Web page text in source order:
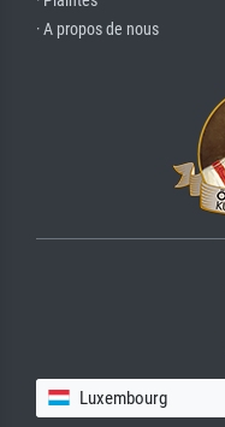
· A propos de nous
Luxembourg